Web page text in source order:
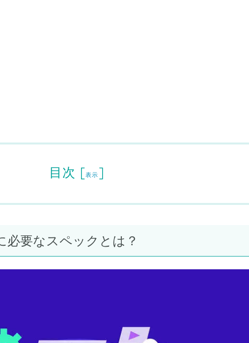
目次 [表示 ]
必要なスペックとは？